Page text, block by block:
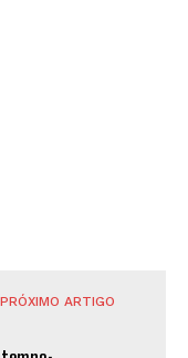
PRÓXIMO ARTIGO